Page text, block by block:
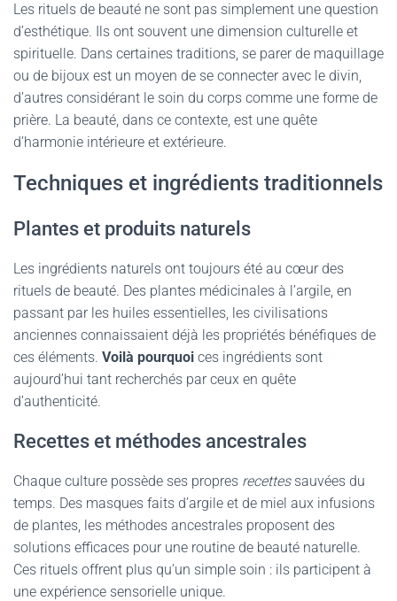
Les rituels de beauté ne sont pas simplement une question
d’esthétique. Ils ont souvent une dimension culturelle et
spirituelle. Dans certaines traditions, se parer de maquillage
ou de bijoux est un moyen de se connecter avec le divin,
d’autres considérant le soin du corps comme une forme de
prière. La beauté, dans ce contexte, est une quête
d’harmonie intérieure et extérieure.
Techniques et ingrédients traditionnels
Plantes et produits naturels
Les ingrédients naturels ont toujours été au cœur des
rituels de beauté. Des plantes médicinales à l’argile, en
passant par les huiles essentielles, les civilisations
anciennes connaissaient déjà les propriétés bénéfiques de
ces éléments. Voilà pourquoi ces ingrédients sont
aujourd’hui tant recherchés par ceux en quête
d’authenticité.
Recettes et méthodes ancestrales
Chaque culture possède ses propres recettessauvées du
temps. Des masques faits d’argile et de miel aux infusions
de plantes, les méthodes ancestrales proposent des
solutions efficaces pour une routine de beauté naturelle.
Ces rituels offrent plus qu’un simple soin : ils participent à
une expérience sensorielle unique.